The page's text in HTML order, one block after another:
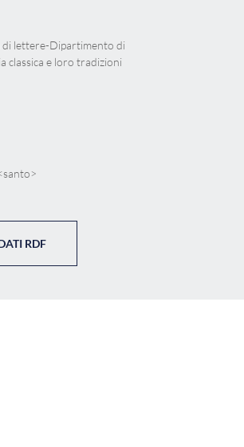
di lettere-Dipartimento di
classica e loro tradizioni
RDF